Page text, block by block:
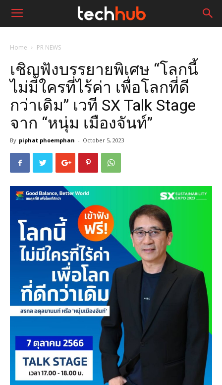
Home PR NEWS
เชิญฟังบรรยายพิเศษ “โลกนี้
ไม่มีใครที่ไร้ค่า เพื่อโลกที่ดี
กว่าเดิม” เวที SX Talk Stage
จาก “หนุ่ม เมืองจันท์”
By piphat phoemphan - October 5, 2023